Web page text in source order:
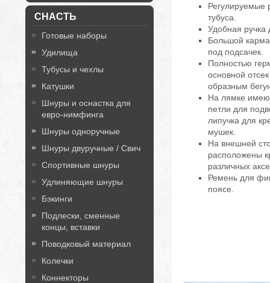
СНАСТЬ
Готовые наборы
Удилища
Тубусы и чехлы
Катушки
Шнуры и оснастка для
евро-нимфинга
Шнуры одноручные
Шнуры двуручные / Свич
Спортивные шнуры
Удлиняющие шнуры
Бэкинги
Подлески, сменные
концы, вставки
Поводковый материал
Колечки
Коннекторы
Регулируемые
тубуса.
Удобная ручка
Большой
под подсачек.
Полностью
основной
образным
На лямке
петли для
липучка для
мушек.
На внешней
расположены
различных
Ремень для
поясе.